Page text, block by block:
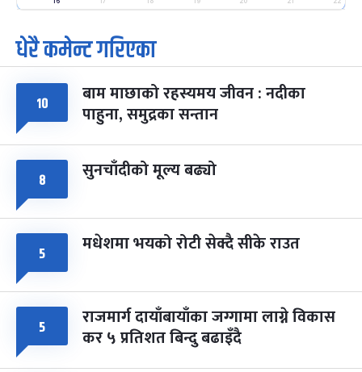
मंगल फाल्गुन २५, २०८३ Mar 9, 2027
७
आइत
पूर्णिमा व्रत
चैत्र ७, २०८३-Mar 21, 2027
८
सोम
फागुपूर्णिमा
चैत्र ८, २०८३-Mar 22, 2027
७ महिना बाँकी
धेरै कमेन्ट गरिएका
१० बाम माछाको रहस्यमय जीवन : नदीका
पाहुना, समुद्रका सन्तान
८ सुनचाँदीको मूल्य बढ्यो
५ मधेशमा भयको रोटी सेक्दै सीके राउत
५ राजमार्ग दायाँबायाँका जग्गामा लाग्ने विकास
कर ५ प्रतिशत बिन्दु बढाइँदै